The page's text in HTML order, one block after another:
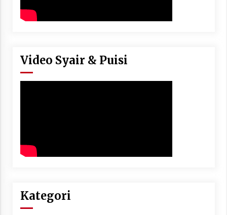
Video Syair & Puisi
Kategori